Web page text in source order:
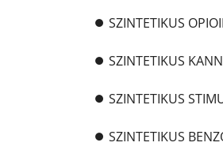
⏺️ SZINTETIKUS
⏺️ SZINTETIKUS
⏺️ SZINTETIKUS
⏺️ SZINTETIKUS